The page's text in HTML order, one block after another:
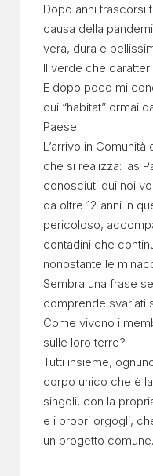
Dopo anni trascorsi
causa della
vera, dura e
Il verde che
E dopo poco mi
cui “habitat” ormai
Paese.
L’arrivo in
che si realizza: las
conosciuti qui noi
da oltre 12 anni in
pericoloso,
contadini che
nonostante le
Sembra una frase
comprende svariati
Come vivono i
sulle loro terre?
Tutti insieme,
corpo unico che è
singoli, con la
e i propri orgogli,
un progetto comune.